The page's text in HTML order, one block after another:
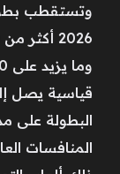
وتستقطب
البطولة على
المنافسات